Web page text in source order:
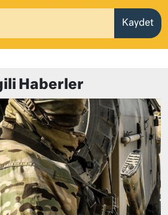
Kaydet
Haberler